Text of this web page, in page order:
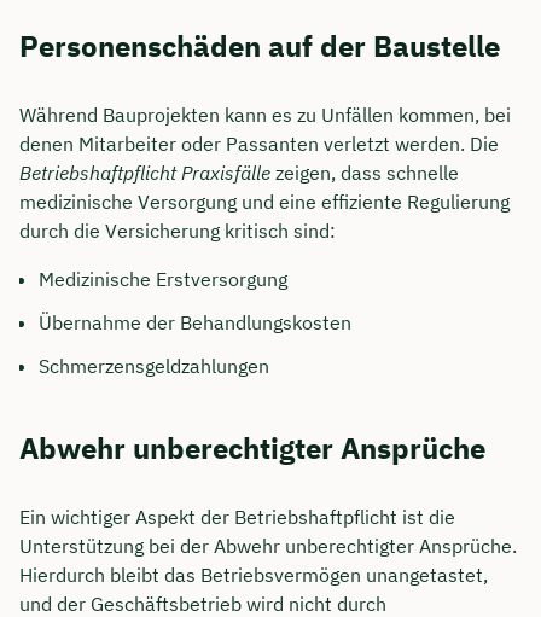
Personenschäden auf der Baustelle
Während Bauprojekten kann es zu Unfällen kommen, bei
denen Mitarbeiter oder Passanten verletzt werden. Die
Betriebshaftpflicht Praxisfälle zeigen, dass schnelle
medizinische Versorgung und eine effiziente Regulierung
durch die Versicherung kritisch sind:
Medizinische Erstversorgung
Übernahme der Behandlungskosten
Schmerzensgeldzahlungen
Abwehr unberechtigter Ansprüche
Ein wichtiger Aspekt der Betriebshaftpflicht ist die
Unterstützung bei der Abwehr unberechtigter Ansprüche.
Hierdurch bleibt das Betriebsvermögen unangetastet,
und der Geschäftsbetrieb wird nicht durch